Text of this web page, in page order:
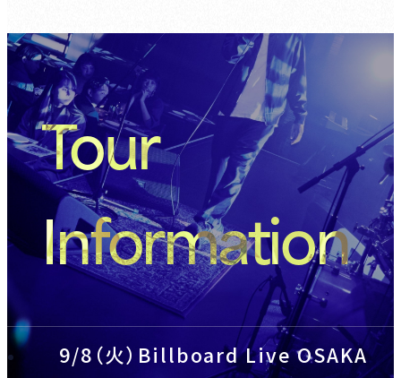
Tour
Information
9/8（火）Billboard Live OSAKA